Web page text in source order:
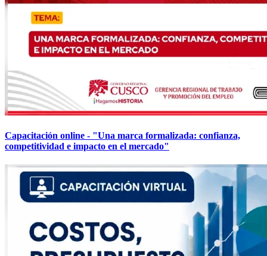
Capacitación online - "Una marca formalizada: confianza,
competitividad e impacto en el mercado"